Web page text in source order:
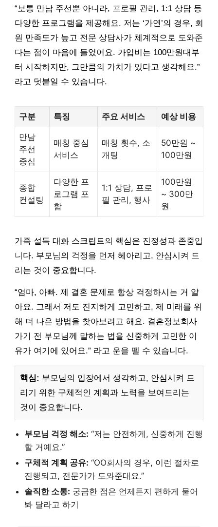
“보통 만남 주선뿐 아니라, 프로필 관리, 1:1 상담 등
다양한 프로그램을 제공해요. 저는 ‘가연’의 경우, 회
원 만족도가 높고 전문 상담사가 체계적으로 도와준
다는 점이 마음에 들었어요. 가입비는 100만원대부
터 시작하지만, 그만큼의 가치가 있다고 생각해요.”
라고 덧붙일 수 있습니다.
구분 특징 주요 서비스 예상 비용
만남
주선
중심
매칭 중심
서비스
매칭 횟수, 소
개팅
50만원 ~
100만원
종합
컨설팅
다양한 프
로그램 포
함
1:1 상담, 프로
필 관리, 행사
100만원
~ 300만
원
가족 설득 대화 스크립트의 핵심은 진정성과 존중입
니다. 부모님의 걱정을 먼저 헤아리고, 안심시켜 드
리는 것이 중요합니다.
“엄마, 아빠. 제 결혼 문제로 항상 걱정하시는 거 알
아요. 그래서 저도 진지하게 고민하고, 제 미래를 위
해 더 나은 방법을 찾아보려고 해요. 결혼정보회사
가기 전 부모님께 말하는 법을 신중하게 고민한 이
유가 여기에 있어요.” 라고 운을 뗄 수 있습니다.
핵심: 부모님의 입장에서 생각하고, 안심시켜 드
리기 위한 구체적인 계획과 노력을 보여드리는
것이 중요합니다.
부모님 걱정 해소: “저는 안전하게, 신중하게 진행
할 거예요.”
구체적 계획 공유: “OO회사의 경우, 이런 절차로
진행되고, 전문가가 도와준대요.”
솔직한 소통: 궁금한 점은 언제든지 편하게 물어
봐 달라고 하기